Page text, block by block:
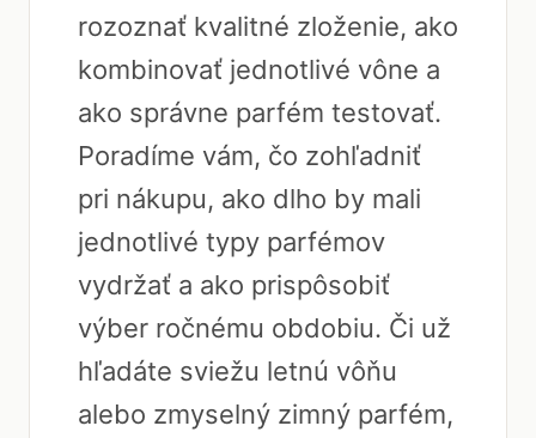
rozoznať kvalitné zloženie, ako
kombinovať jednotlivé vône a
ako správne parfém testovať.
Poradíme vám, čo zohľadniť
pri nákupu, ako dlho by mali
jednotlivé typy parfémov
vydržať a ako prispôsobiť
výber ročnému obdobiu. Či už
hľadáte sviežu letnú vôňu
alebo zmyselný zimný parfém,